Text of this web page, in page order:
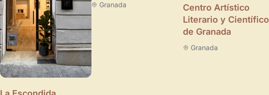
Granada
Centro Artístico
Literario y Científico
de Granada
Granada